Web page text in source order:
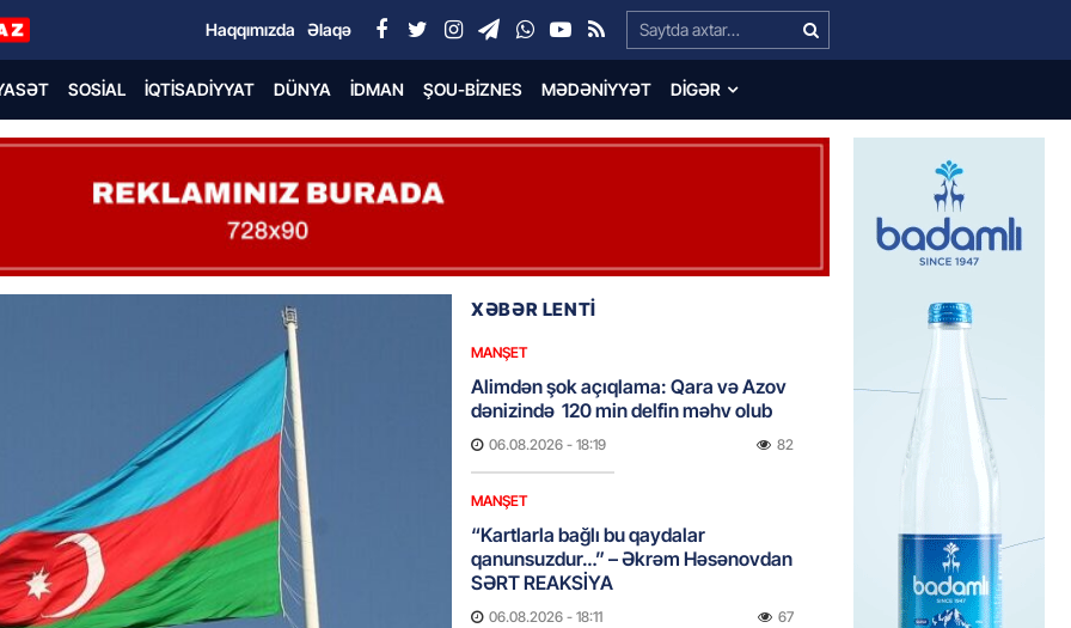
Search…
Haqqımızda Əlaqə
SOSIAL İQTISADIYYAT DÜNYA İDMAN ŞOU-BIZNES MƏDƏNIYYƏT DIGƏR
XƏBƏR LENTİ
MANŞET
Alimdən şok açıqlama: Qara və Azov
dənizində 120 min delfin məhv olub
06.08.2026 - 18:19 82
MANŞET
“Kartlarla bağlı bu qaydalar
qanunsuzdur…” – Əkrəm Həsənovdan
SƏRT REAKSİYA
06.08.2026 - 18:11 67